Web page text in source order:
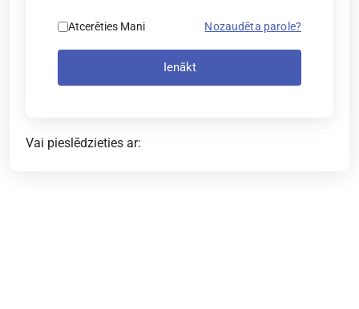
Atcerēties Mani Nozaudēta parole?
Ienākt
Vai pieslēdzieties ar: